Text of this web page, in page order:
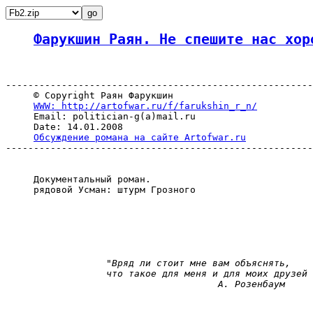
Фарукшин Раян. Не спешите нас
     © Copyright Раян Фарукшин
WWW: http://artofwar.ru/f/farukshin_r_n/
     Email: politician-g(a)mail.ru
     Date: 14.01.2008
Обсуждение романа на сайте Artofwar.ru
     Документальный роман.
     рядовой Усман: штурм Грозного
"Вряд ли стоит мне вам объяснять,
что такое для меня и для моих
А. Розенбаум